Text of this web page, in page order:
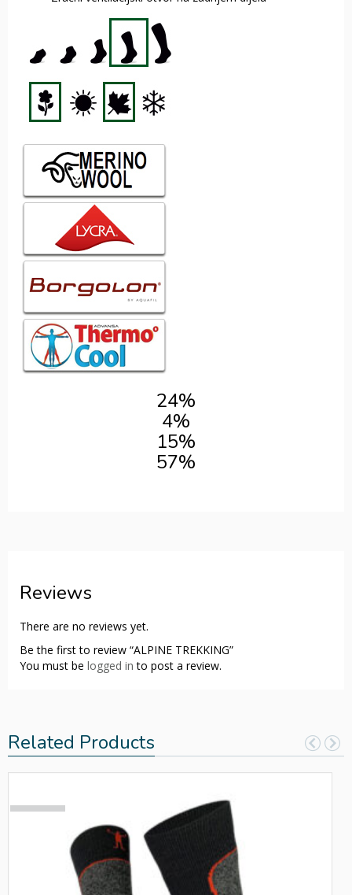
24%
4%
15%
57%
Reviews
There are no reviews yet.
Be the first to review “ALPINE TREKKING”
You must be logged in to post a review.
Related Products
SOLD